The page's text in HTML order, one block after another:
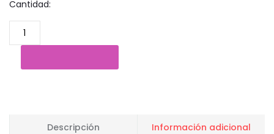
Cantidad:
Descripción Información adicional